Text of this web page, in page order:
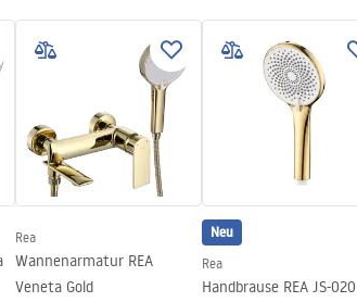
Rea
Wannenarmatur REA
Veneta Gold
Neu
Rea
Handbrause REA JS-020